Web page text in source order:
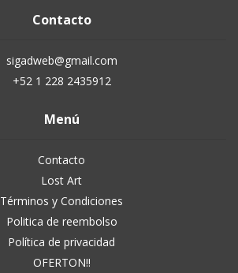
Contacto
sigadweb@gmail.com
+52 1 228 2435912
Menú
Contacto
Lost Art
Términos y Condiciones
Politica de reembolso
Política de privacidad
OFERTON!!